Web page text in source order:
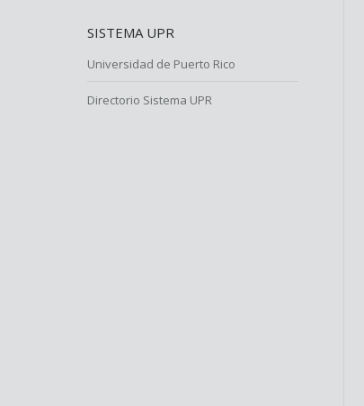
SISTEMA UPR
Universidad de Puerto Rico
Directorio Sistema UPR